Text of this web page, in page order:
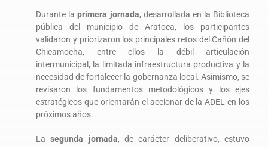
Durante laprimera jornada, desarrollada en la Biblioteca
pública del municipio de Aratoca, los participantes
validaron y priorizaron los principales retos del Cañón del
Chicamocha, entre ellos la débil articulación
intermunicipal, la limitada infraestructura productiva y la
necesidad de fortalecer la gobernanza local. Asimismo, se
revisaron los fundamentos metodológicos y los ejes
estratégicos que orientarán el accionar de la ADEL en los
próximos años.
Lasegunda jornada, de carácter deliberativo, estuvo